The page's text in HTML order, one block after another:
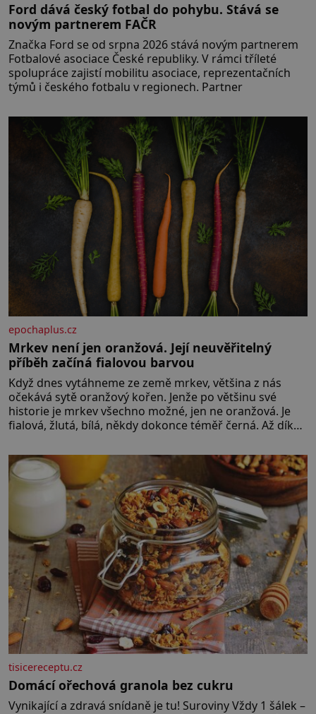
Ford dává český fotbal do pohybu. Stává se
novým partnerem FAČR
Značka Ford se od srpna 2026 stává novým partnerem
Fotbalové asociace České republiky. V rámci tříleté
spolupráce zajistí mobilitu asociace, reprezentačních
týmů i českého fotbalu v regionech. Partner
epochaplus.cz
Mrkev není jen oranžová. Její neuvěřitelný
příběh začíná fialovou barvou
Když dnes vytáhneme ze země mrkev, většina z nás
očekává sytě oranžový kořen. Jenže po většinu své
historie je mrkev všechno možné, jen ne oranžová. Je
fialová, žlutá, bílá, někdy dokonce téměř černá. Až díky
bez které si českou zahradu ani nedokážeme
představit. Její příběh je
tisicereceptu.cz
Domácí ořechová granola bez cukru
Vynikající a zdravá snídaně je tu! Suroviny Vždy 1 šálek –